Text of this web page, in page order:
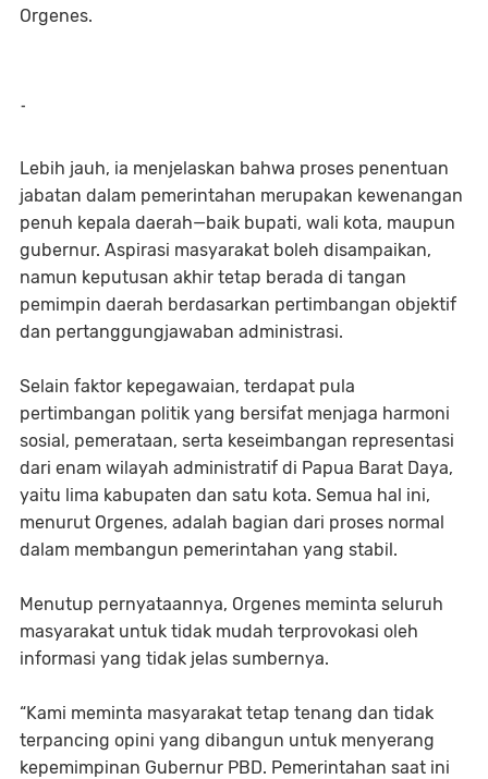
Orgenes.
-
Lebih jauh, ia menjelaskan bahwa proses penentuan
jabatan dalam pemerintahan merupakan kewenangan
penuh kepala daerah—baik bupati, wali kota, maupun
gubernur. Aspirasi masyarakat boleh disampaikan,
namun keputusan akhir tetap berada di tangan
pemimpin daerah berdasarkan pertimbangan objektif
dan pertanggungjawaban administrasi.
Selain faktor kepegawaian, terdapat pula
pertimbangan politik yang bersifat menjaga harmoni
sosial, pemerataan, serta keseimbangan representasi
dari enam wilayah administratif di Papua Barat Daya,
yaitu lima kabupaten dan satu kota. Semua hal ini,
menurut Orgenes, adalah bagian dari proses normal
dalam membangun pemerintahan yang stabil.
Menutup pernyataannya, Orgenes meminta seluruh
masyarakat untuk tidak mudah terprovokasi oleh
informasi yang tidak jelas sumbernya.
“Kami meminta masyarakat tetap tenang dan tidak
terpancing opini yang dibangun untuk menyerang
kepemimpinan Gubernur PBD. Pemerintahan saat ini